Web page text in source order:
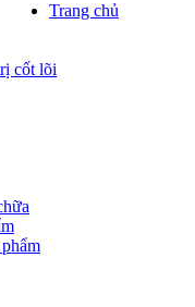
Trang chủ
cốt lõi